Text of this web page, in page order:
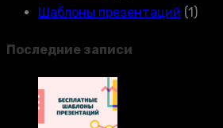
Шаблоны презентаций (1)
Последние записи